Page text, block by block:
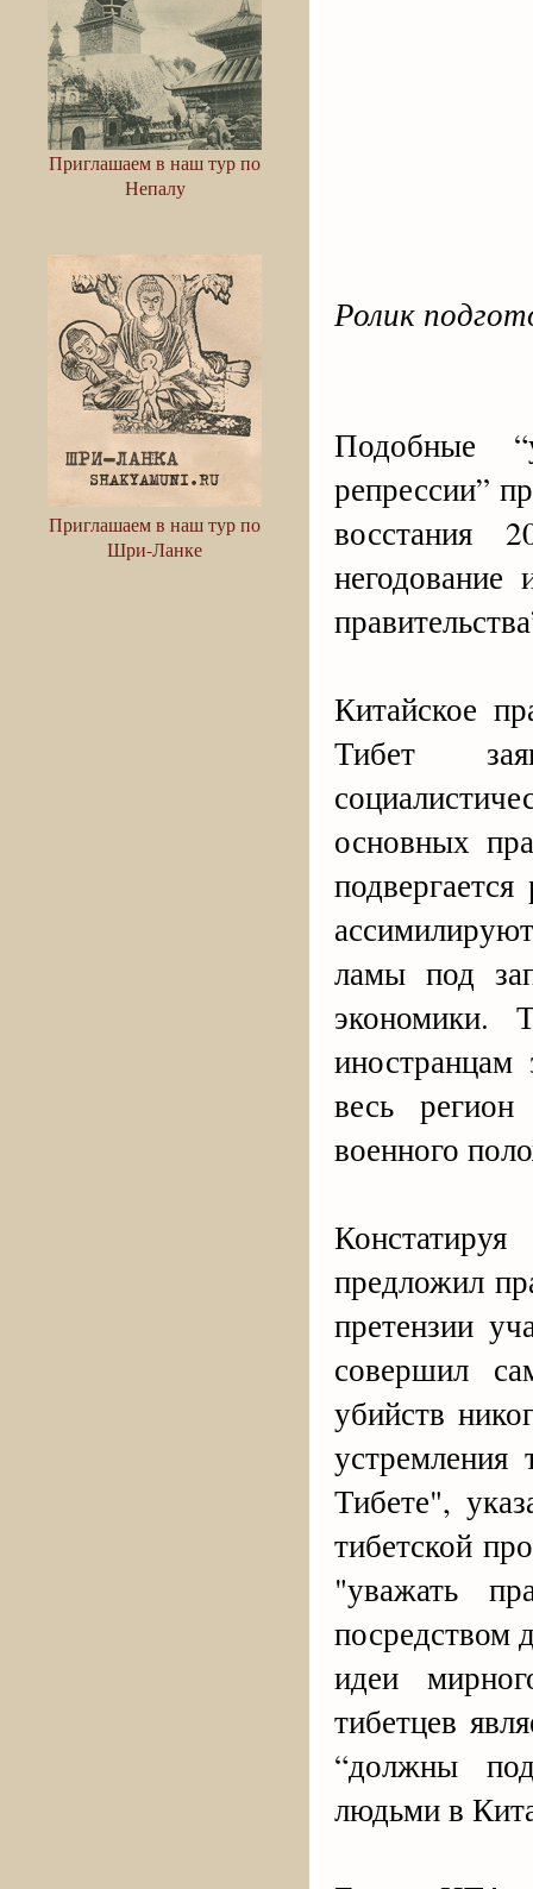
Приглашаем в наш тур по
Непалу
Приглашаем в наш тур по
Шри-Ланке
Ролик
Подобные
репрессии”
восстания
негодование
Китайское
Тибет
основных
ламы под
экономики.
весь регион
военного
предложил
претензии
совершил
убийств
устремления
Тибете",
тибетской
"уважать
посредством
идеи
тибетцев
“должны
людьми в